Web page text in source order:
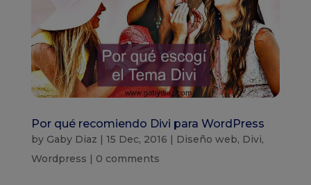
Por qué recomiendo Divi para WordPress
by Gaby Diaz | 15 Dec, 2016 | Diseño web, Divi,
Wordpress | 0 comments